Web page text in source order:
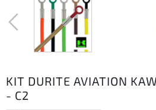
KIT DURITE AVIATION
- C2